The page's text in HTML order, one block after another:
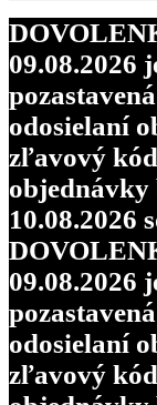
09.08.2026
odosielaní
zľavový
objednávky
10.08.2026
09.08.2026
odosielaní
zľavový